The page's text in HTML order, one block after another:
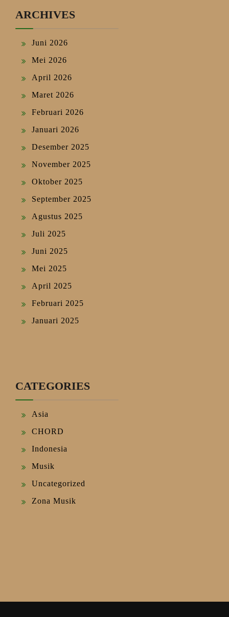
ARCHIVES
Juni 2026
Mei 2026
April 2026
Maret 2026
Februari 2026
Januari 2026
Desember 2025
November 2025
Oktober 2025
September 2025
Agustus 2025
Juli 2025
Juni 2025
Mei 2025
April 2025
Februari 2025
Januari 2025
CATEGORIES
Asia
CHORD
Indonesia
Musik
Uncategorized
Zona Musik